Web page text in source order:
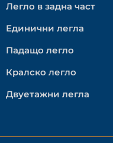
Легло в задна част
Единични легла
Падащо легло
Кралско легло
Двуетажни легла